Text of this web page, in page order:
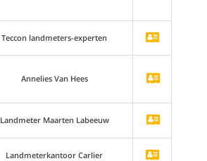
Teccon landmeters-experten
Annelies Van Hees
Landmeter Maarten Labeeuw
Landmeterkantoor Carlier